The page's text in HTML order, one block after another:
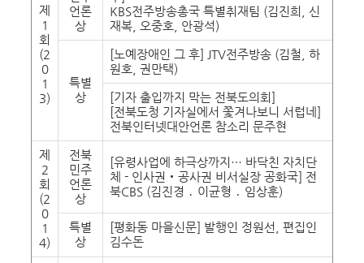
제
1
회
(2
0
1
3)
언론
상
KBS전주방송총국 특별취재팀 (김진희, 신
재복, 오중호, 안광석)
특별
상
[노예장애인 그 후] JTV전주방송 (김철, 하
원호, 권만택)
[기자 출입까지 막는 전북도의회]
[전북도청 기자실에서 쫓겨나보니 서럽네]
전북인터넷대안언론 참소리 문주현
제
2
회
(2
0
1
4)
전북
민주
언론
상
[유령사업에 하극상까지… 바닥친 자치단
체 - 인사권‧공사권 비서실장 공화국] 전
북CBS (김진경 ․ 이균형 ․ 임상훈)
특별
상
[평화동 마을신문] 발행인 정원선, 편집인
김수돈